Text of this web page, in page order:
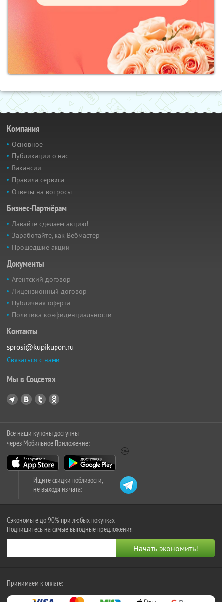
Компания
Основное
Публикации о нас
Вакансии
Правила сервиса
Ответы на вопросы
Бизнес-Партнёрам
Давайте сделаем акцию!
Заработайте, как Вебмастер
Прошедшие акции
Документы
Агентский договор
Лицензионный договор
Публичная оферта
Политика конфиденциальности
Контакты
sprosi@kupikupon.ru
Связаться с нами
Мы в Соцсетях
Все наши купоны доступны
через Мобильное Приложение:
Ищите скидки поблизости,
не выходя из чата:
Сэкономьте до 90% при любых покупках
Подпишитесь на самые выгодные предложения
Принимаем к оплате: